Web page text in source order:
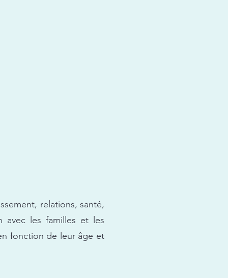
relations, santé,
avec les familles et les
fonction de leur âge et